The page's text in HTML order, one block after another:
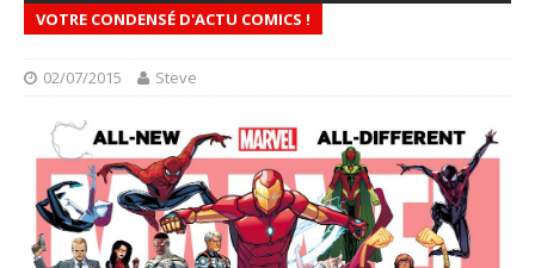
VOTRE CONDENSÉ D'ACTU COMICS !
02/07/2015 Steve